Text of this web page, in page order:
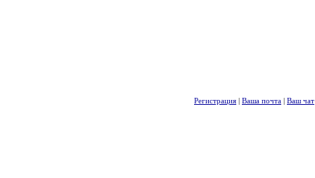
Регистрация | Ваша почта | Ваш чат